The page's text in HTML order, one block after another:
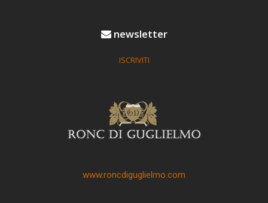
newsletter
ISCRIVITI
www.roncdiguglielmo.com